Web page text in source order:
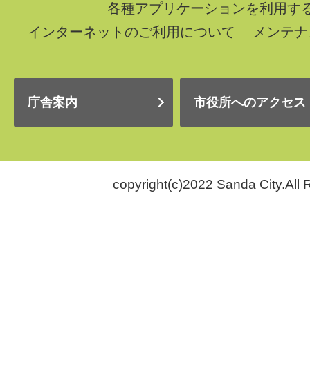
各種アプリケーションを利用す
インターネットのご利用について
メンテ
庁舎案内 市役所へのアクセス
copyright(c)2022 Sanda City.All